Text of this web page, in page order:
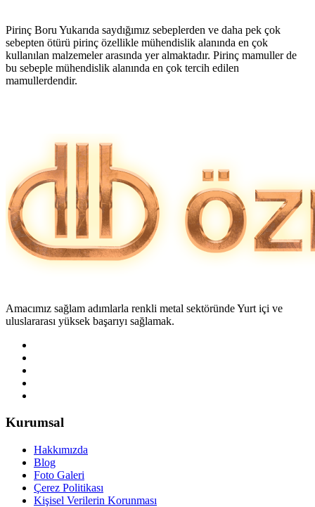
Pirinç Boru Yukarıda saydığımız sebeplerden ve daha pek çok
sebepten ötürü pirinç özellikle mühendislik alanında en çok
kullanılan malzemeler arasında yer almaktadır. Pirinç mamuller de
bu sebeple mühendislik alanında en çok tercih edilen
mamullerdendir.
Amacımız sağlam adımlarla renkli metal sektöründe Yurt içi ve
uluslararası yüksek başarıyı sağlamak.
Kurumsal
Hakkımızda
Blog
Foto Galeri
Çerez Politikası
Kişisel Verilerin Korunması